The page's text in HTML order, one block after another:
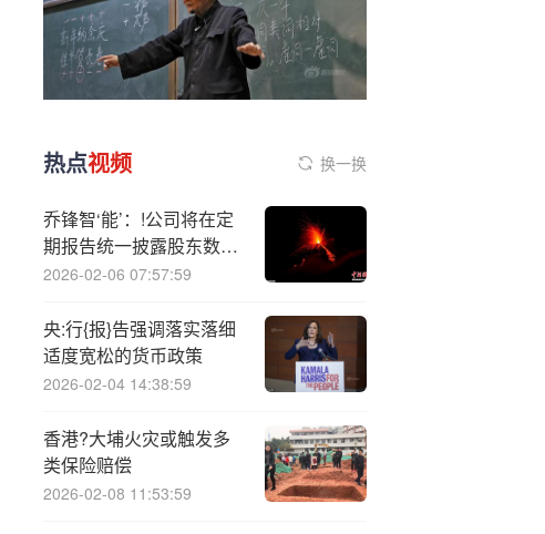
热点视频 换一换
乔锋智‘能’：!公司将在定
期报告统一披露股东数量
相关信息
2026-02-06 07:57:59
央:行{报}告强调落实落细
适度宽松的货币政策
2026-02-04 14:38:59
香港?大埔火灾或触发多
类保险赔偿
2026-02-08 11:53:59